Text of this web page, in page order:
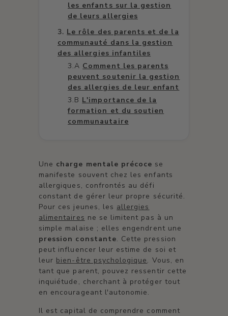
les enfants sur la gestion
de leurs allergies
Le rôle des parents et de la
communauté dans la gestion
des allergies infantiles
Comment les parents
peuvent soutenir la gestion
des allergies de leur enfant
L'importance de la
formation et du soutien
communautaire
Une charge mentale précoce se
manifeste souvent chez les enfants
allergiques, confrontés au défi
constant de gérer leur propre sécurité.
Pour ces jeunes, les allergies
alimentaires ne se limitent pas à un
simple malaise ; elles engendrent une
pression constante. Cette pression
peut influencer leur estime de soi et
leur bien-être psychologique. Vous, en
tant que parent, pouvez ressentir cette
inquiétude, cherchant à protéger tout
en encourageant l'autonomie.
Il est capital de comprendre comment